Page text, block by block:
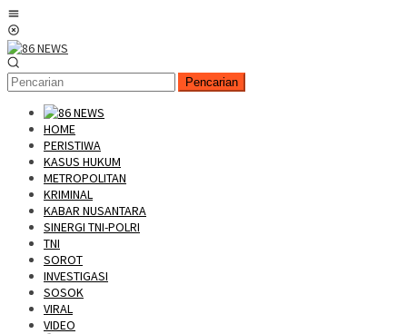
Loncat
ke
konten
Pencarian
HOME
PERISTIWA
KASUS HUKUM
METROPOLITAN
KRIMINAL
KABAR NUSANTARA
SINERGI TNI-POLRI
TNI
SOROT
INVESTIGASI
SOSOK
VIRAL
VIDEO